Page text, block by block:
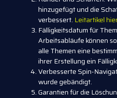
hinzugefügt und die
verbessert. Leitartikel
Fälligkeitsdatum für
Arbeitsabläufe können
alle Themen eine
ihrer Erstellung ein
Verbesserte Spin-
wurde gebändigt.
Garantien für die